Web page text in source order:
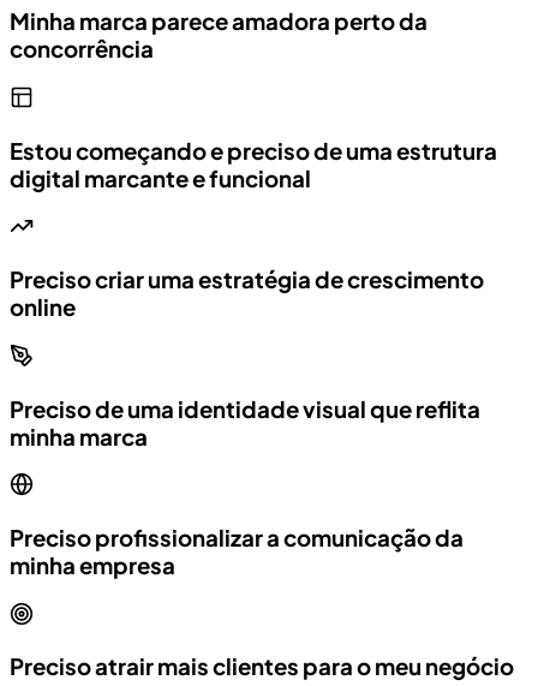
Minha marca parece amadora perto da
concorrência
Estou começando e preciso de uma estrutura
digital marcante e funcional
Preciso criar uma estratégia de crescimento
online
Preciso de uma identidade visual que reflita
minha marca
Preciso profissionalizar a comunicação da
minha empresa
Preciso atrair mais clientes para o meu negócio